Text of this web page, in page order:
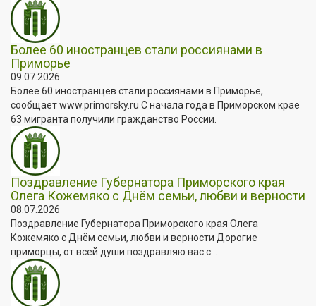
Более 60 иностранцев стали россиянами в
Приморье
09.07.2026
Более 60 иностранцев стали россиянами в Приморье,
сообщает www.primorsky.ru С начала года в Приморском крае
63 мигранта получили гражданство России.
Поздравление Губернатора Приморского края
Олега Кожемяко с Днём семьи, любви и верности
08.07.2026
Поздравление Губернатора Приморского края Олега
Кожемяко с Днём семьи, любви и верности Дорогие
приморцы, от всей души поздравляю вас с...